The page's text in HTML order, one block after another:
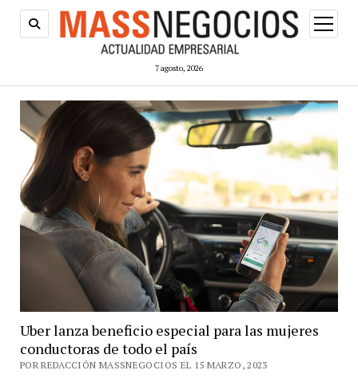
7 agosto, 2026
abrir
menú
Uber lanza beneficio especial para las mujeres
conductoras de todo el país
POR REDACCIÓN MASSNEGOCIOS EL 15 MARZO, 2023